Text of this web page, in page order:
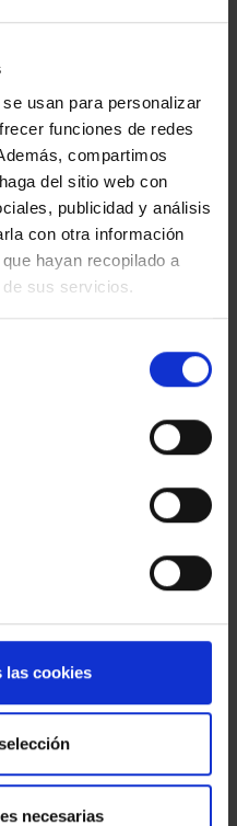
usan para personalizar
funciones de redes
compartimos
del sitio web con
publicidad y análisis
con otra información
hayan recopilado a
sus servicios.
las cookies
necesarias
corbera de llobregat
del cami
mar